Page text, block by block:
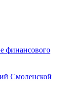
финансового
Смоленской